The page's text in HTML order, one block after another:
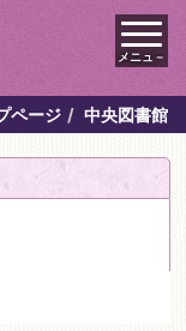
メニュ－
ページ 中央図書館